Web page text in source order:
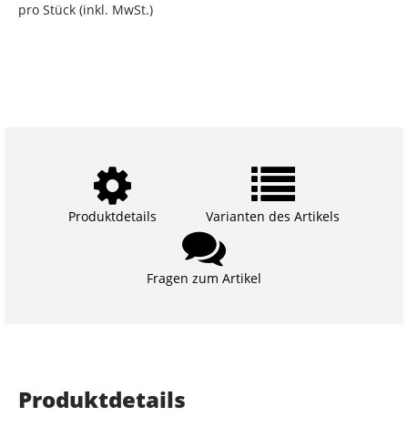
pro Stück (inkl. MwSt.)
Produktdetails Varianten des Artikels
Fragen zum Artikel
Produktdetails